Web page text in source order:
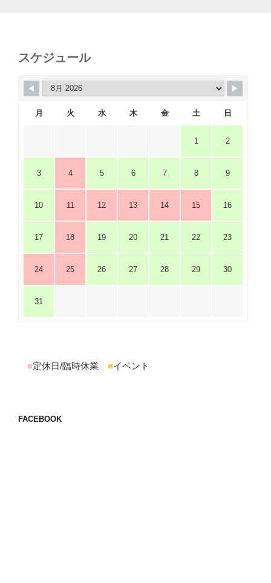
スケジュール
月 火 水 木 金 土 日
1 2
3 4 5 6 7 8 9
10 11 12 13 14 15 16
17 18 19 20 21 22 23
24 25 26 27 28 29 30
31
■定休日/臨時休業 ■イベント
FACEBOOK